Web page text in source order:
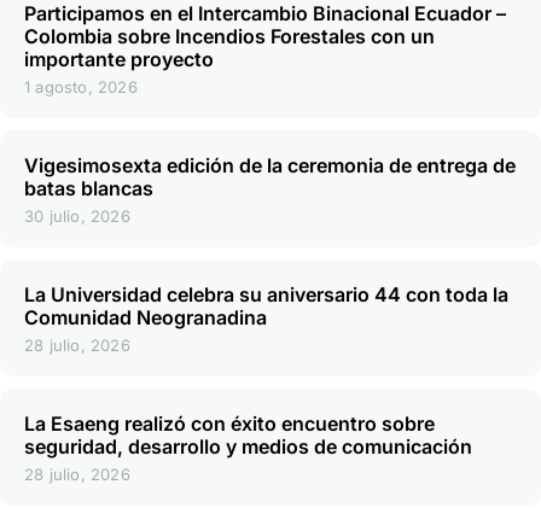
Participamos en el Intercambio Binacional Ecuador –
Colombia sobre Incendios Forestales con un
importante proyecto
1 agosto, 2026
Vigesimosexta edición de la ceremonia de entrega de
batas blancas
30 julio, 2026
La Universidad celebra su aniversario 44 con toda la
Comunidad Neogranadina
28 julio, 2026
La Esaeng realizó con éxito encuentro sobre
seguridad, desarrollo y medios de comunicación
28 julio, 2026